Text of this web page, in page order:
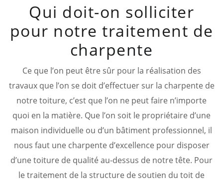
Qui doit-on solliciter
pour notre traitement de
charpente
Ce que l’on peut être sûr pour la réalisation des
travaux que l’on se doit d’effectuer sur la charpente de
notre toiture, c’est que l’on ne peut faire n’importe
quoi en la matière. Que l’on soit le propriétaire d’une
maison individuelle ou d’un bâtiment professionnel, il
nous faut une charpente d’excellence pour disposer
d’une toiture de qualité au-dessus de notre tête. Pour
le traitement de la structure de soutien du toit de